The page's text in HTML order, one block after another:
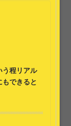
う程リアル
もできると